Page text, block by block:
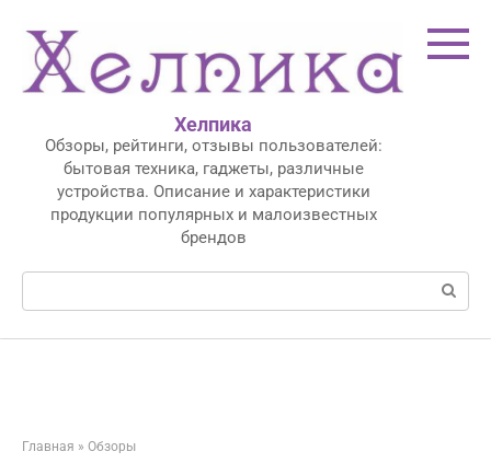
контенту
Хелпика
Обзоры, рейтинги, отзывы пользователей:
бытовая техника, гаджеты, различные
устройства. Описание и характеристики
продукции популярных и малоизвестных
брендов
Поиск:
Главная » Обзоры